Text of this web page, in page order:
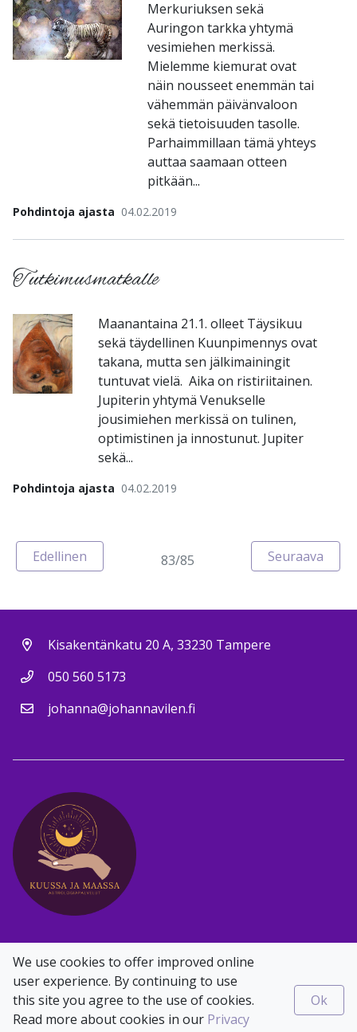
We use cookies to offer improved online
user experience. By continuing to use
this site you agree to the use of cookies.
Read more about cookies in our Privacy
Ok
Pohdintoja ajasta 04.02.2019
Merkuriuksen sekä
Auringon tarkka yhtymä
vesimiehen merkissä.
Mielemme kiemurat ovat
näin nousseet enemmän tai
vähemmän päivänvaloon
sekä tietoisuuden tasolle.
Parhaimmillaan tämä yhteys
auttaa saamaan otteen
pitkään...
Pohdintoja ajasta 04.02.2019
Tutkimusmatkalle
Maanantaina 21.1. olleet Täysikuu
sekä täydellinen Kuunpimennys ovat
takana, mutta sen jälkimainingit
tuntuvat vielä. Aika on ristiriitainen.
Jupiterin yhtymä Venukselle
jousimiehen merkissä on tulinen,
optimistinen ja innostunut. Jupiter
sekä...
Edellinen 83/85 Seuraava
Kisakentänkatu 20 A, 33230 Tampere
050 560 5173
johanna@johannavilen.fi
Facebook
Instagram